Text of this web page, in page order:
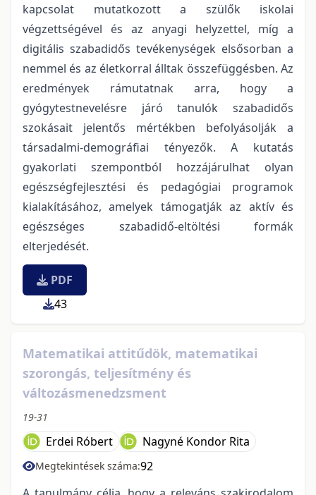
kapcsolat mutatkozott a szülők iskolai
végzettségével és az anyagi helyzettel, míg a
digitális szabadidős tevékenységek elsősorban a
nemmel és az életkorral álltak összefüggésben. Az
eredmények rámutatnak arra, hogy a
gyógytestnevelésre járó tanulók szabadidős
szokásait jelentős mértékben befolyásolják a
társadalmi-demográfiai tényezők. A kutatás
gyakorlati szempontból hozzájárulhat olyan
egészségfejlesztési és pedagógiai programok
kialakításához, amelyek támogatják az aktív és
egészséges szabadidő-eltöltési formák
elterjedését.
PDF
43
Matematikai attitűdök, matematikai
szorongás, teljesítmény és
változásmenedzsment
19-31
Erdei Róbert Nagyné Kondor Rita
Megtekintések száma:92